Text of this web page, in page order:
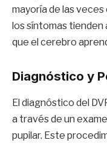
mayoría de las
los síntomas tienden
que el cerebro
Diagnóstico y
El diagnóstico del
a través de un
pupilar. Este